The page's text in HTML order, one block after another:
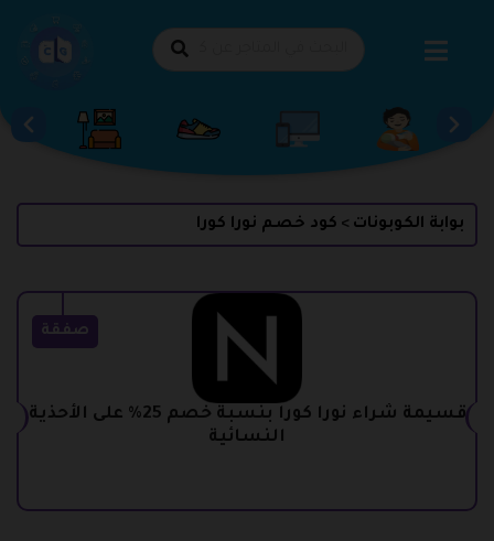
بوابة الكوبونات > كود خصم نورا كورا
صفقة
قسيمة شراء نورا كورا بنسبة خصم 25% على الأحذية
النسائية